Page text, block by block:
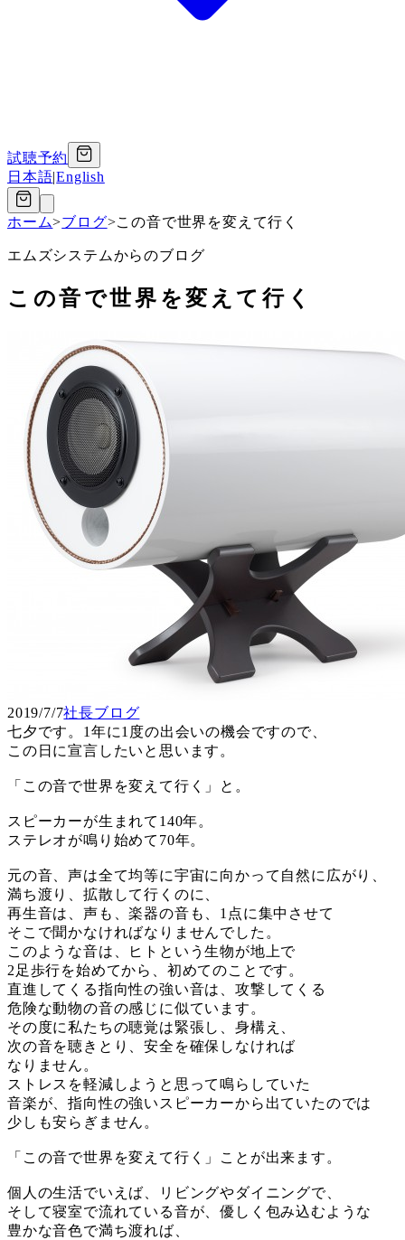
試聴予約
日本語|English
ホーム>ブログ>この音で世界を変えて行く
エムズシステムからのブログ
この音で世界を変えて行く
2019/7/7社長ブログ
七夕です。1年に1度の出会いの機会ですので、
この日に宣言したいと思います。
「この音で世界を変えて行く」と。
スピーカーが生まれて140年。
ステレオが鳴り始めて70年。
元の音、声は全て均等に宇宙に向かって自然に広がり、
満ち渡り、拡散して行くのに、
再生音は、声も、楽器の音も、1点に集中させて
そこで聞かなければなりませんでした。
このような音は、ヒトという生物が地上で
2足歩行を始めてから、初めてのことです。
直進してくる指向性の強い音は、攻撃してくる
危険な動物の音の感じに似ています。
その度に私たちの聴覚は緊張し、身構え、
次の音を聴きとり、安全を確保しなければ
なりません。
ストレスを軽減しようと思って鳴らしていた
音楽が、指向性の強いスピーカーから出ていたのでは
少しも安らぎません。
「この音で世界を変えて行く」ことが出来ます。
個人の生活でいえば、リビングやダイニングで、
そして寝室で流れている音が、優しく包み込むような
豊かな音色で満ち渡れば、